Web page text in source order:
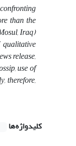
than the
Iraq)
release,
use of
therefore,
کلیدواژه‌ها